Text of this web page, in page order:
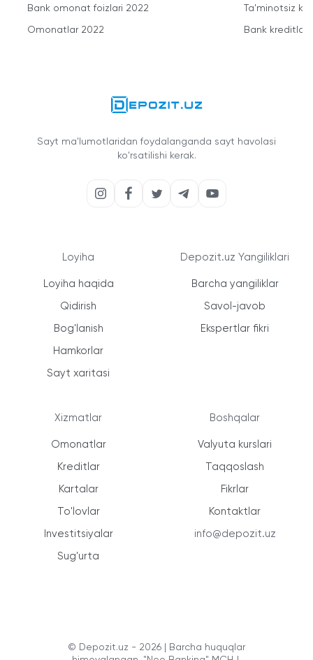
Bank omonat foizlari 2022
Omonatlar 2022
Ta'minotsiz
Bank kreditlari
Sayt ma'lumotlaridan foydalanganda sayt havolasi
ko'rsatilishi kerak.
Loyiha
Loyiha haqida
Qidirish
Bog'lanish
Hamkorlar
Sayt xaritasi
Xizmatlar
Omonatlar
Kreditlar
Kartalar
To'lovlar
Investitsiyalar
Sug'urta
Depozit.uz Yangiliklari
Barcha yangiliklar
Savol-javob
Ekspertlar fikri
Boshqalar
Valyuta kurslari
Taqqoslash
Fikrlar
Kontaktlar
info@depozit.uz
© Depozit.uz - 2026 | Barcha huquqlar